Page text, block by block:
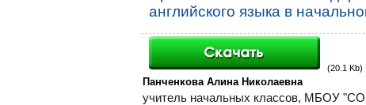
английского языка в
(20.1 Kb)
Панченкова Алина Николаевна
учитель начальных классов, МБОУ